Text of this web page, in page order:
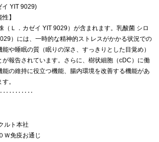
イ YIT 9029)
】
（Ｌ．カゼイ YIT 9029）が含まれます。乳酸菌 シロ
）には、一時的な精神的ストレスがかかる状況での
や睡眠の質（眠りの深さ、すっきりとした目覚め）
が報告されています。さらに、樹状細胞（cDC）に働
能の維持に役立つ機能、腸内環境を改善する機能があ
。
ルト本社
Ｗ免疫お通じ